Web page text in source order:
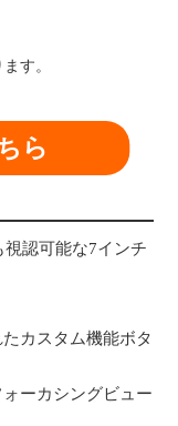
す。
ら
認可能な7インチ
カスタム機能ボタ
ーカシングビュー